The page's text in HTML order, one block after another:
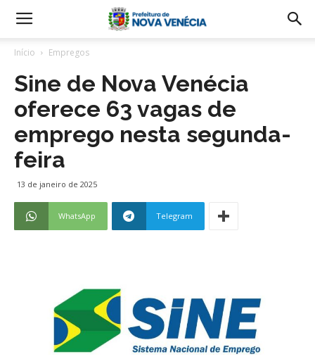
Início Empregos
Sine de Nova Venécia
oferece 63 vagas de
emprego nesta segunda-
feira
13 de janeiro de 2025
WhatsApp Telegram